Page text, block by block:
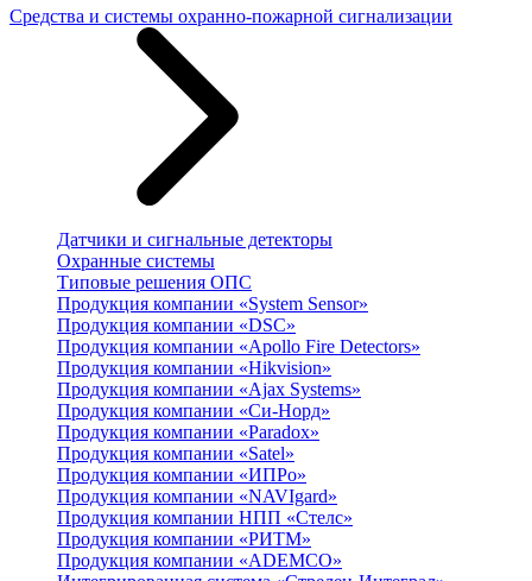
Средства и системы охранно-пожарной сигнализации
Датчики и сигнальные детекторы
Охранные системы
Типовые решения ОПС
Продукция компании «System Sensor»
Продукция компании «DSC»
Продукция компании «Apollo Fire Detectors»
Продукция компании «Hikvision»
Продукция компании «Ajax Systems»
Продукция компании «Си-Норд»
Продукция компании «Paradox»
Продукция компании «Satel»
Продукция компании «ИПРо»
Продукция компании «NAVIgard»
Продукция компании НПП «Стелс»
Продукция компании «РИТМ»
Продукция компании «ADEMCO»